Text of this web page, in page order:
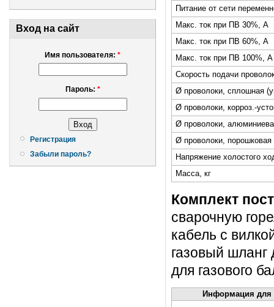
Вход на сайт
Имя пользователя: *
Пароль: *
Регистрация
Забыли пароль?
Питание от сети
Макс. ток при ПВ 30%, А
Макс. ток при ПВ 60%, А
Макс. ток при ПВ 100%, А
Скорость подачи
Ø проволоки, сплошная
Ø проволоки, корроз.-
Ø проволоки,
Ø проволоки, порошковая
Напряжение холостого
Масса, кг
Комплект
сварочную
кабель с
газовый шланг
для газового
Информация для